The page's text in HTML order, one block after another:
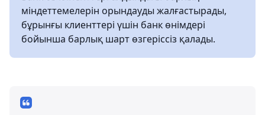
міндеттемелерін орындауды жалғастырады,
бұрынғы клиенттері үшін банк өнімдері
бойынша барлық шарт өзгеріссіз қалады.